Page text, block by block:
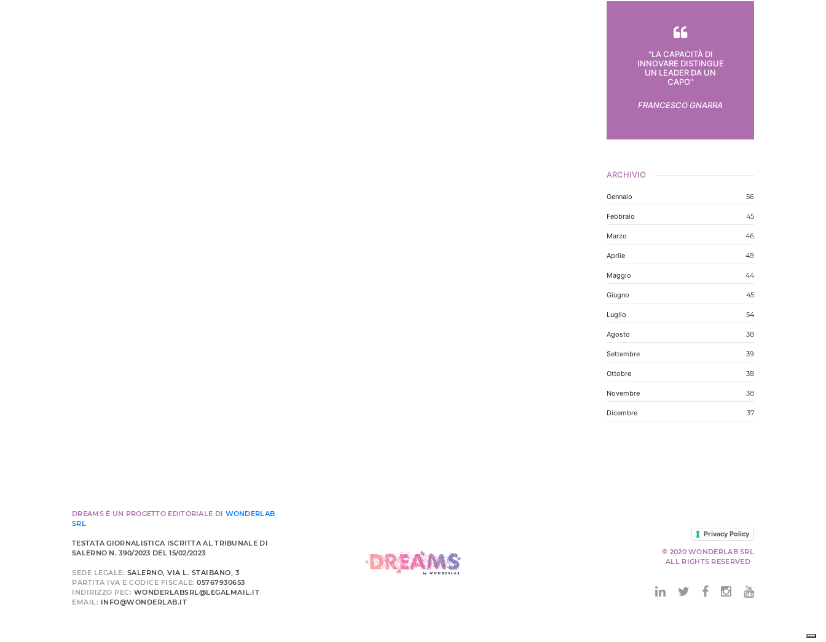
"LA CAPACITÀ DI
INNOVARE DISTINGUE
UN LEADER DA UN
CAPO"
FRANCESCO GNARRA
ARCHIVIO
Gennaio 56
Febbraio 45
Marzo 46
Aprile 49
Maggio 44
Giugno 45
Luglio 54
Agosto 38
Settembre 39
Ottobre 38
Novembre 38
Dicembre 37
DREAMS È UN PROGETTO EDITORIALE DI WONDERLAB
SRL
TESTATA GIORNALISTICA ISCRITTA AL TRIBUNALE DI
SALERNO N. 390/2023 DEL 15/02/2023
SEDE LEGALE: SALERNO, VIA L. STAIBANO, 3
PARTITA IVA E CODICE FISCALE: 05767930653
INDIRIZZO PEC: WONDERLABSRL@LEGALMAIL.IT
EMAIL: INFO@WONDERLAB.IT
Privacy Policy
© 2020 WONDERLAB SRL
ALL RIGHTS RESERVED